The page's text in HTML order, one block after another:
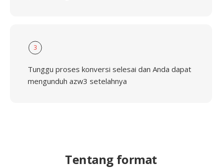
3
Tunggu proses konversi selesai dan Anda dapat
mengunduh azw3 setelahnya
Tentang format